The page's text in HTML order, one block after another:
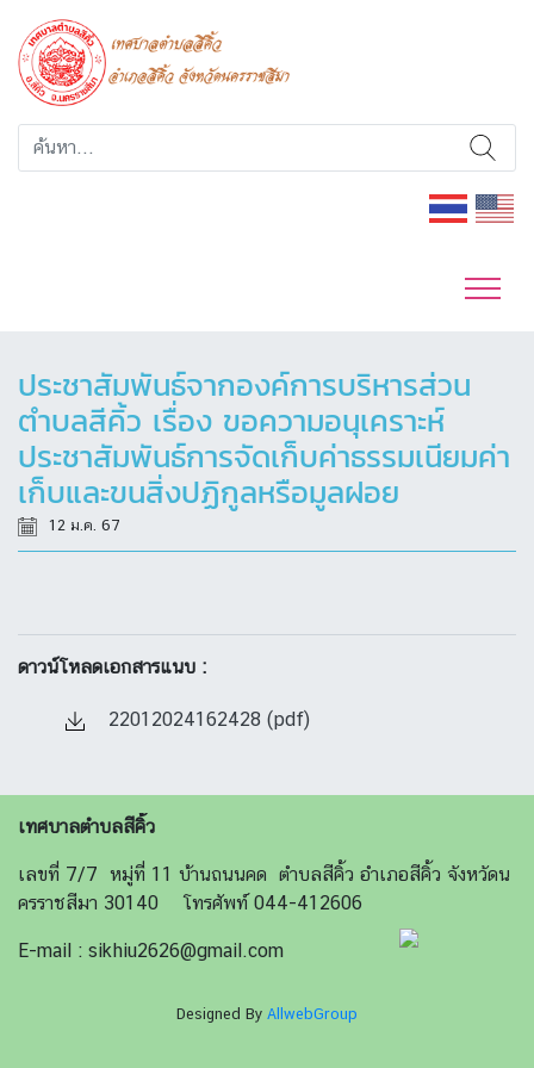
ประชาสัมพันธ์จากองค์การบริหารส่วน
ตำบลสีคิ้ว เรื่อง ขอความอนุเคราะห์
ประชาสัมพันธ์การจัดเก็บค่าธรรมเนียมค่า
เก็บและขนสิ่งปฏิกูลหรือมูลฝอย
12 ม.ค. 67
ดาวน์โหลดเอกสารแนบ :
22012024162428 (pdf)
เทศบาลตำบลสีคิ้ว
เลขที่ 7/7 หมู่ที่ 11 บ้านถนนคด ตำบลสีคิ้ว อำเภอสีคิ้ว จังหวัดน
ครราชสีมา 30140 โทรศัพท์ 044-412606
E-mail : sikhiu2626@gmail.com
Designed By AllwebGroup